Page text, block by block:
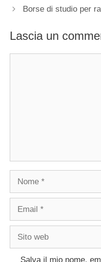
Borse di studio per
Lascia un
Nome
Email
Sito
Salva il mio nome,